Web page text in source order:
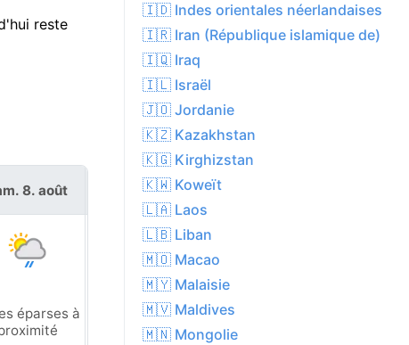
reste
8. août
éparses à
dim. 9. août
Pluies éparses à
proximité
🇮🇩 Indes orientales néerlandaises
🇮🇷 Iran (République islamique de)
🇮🇶 Iraq
🇮🇱 Israël
🇯🇴 Jordanie
🇰🇿 Kazakhstan
🇰🇬 Kirghizstan
🇰🇼 Koweït
🇱🇦 Laos
🇱🇧 Liban
🇲🇴 Macao
🇲🇾 Malaisie
🇲🇻 Maldives
🇲🇳 Mongolie